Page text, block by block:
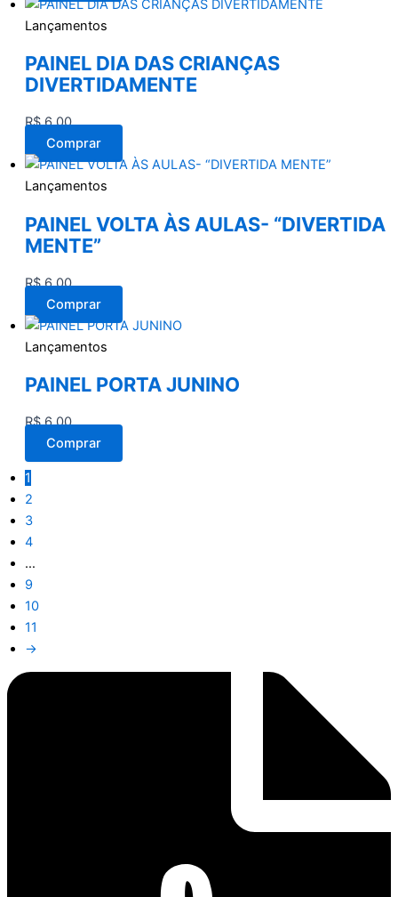
Lançamentos
PAINEL DIA DAS CRIANÇAS
DIVERTIDAMENTE
R$6,00
Comprar
Lançamentos
PAINEL VOLTA ÀS AULAS- “DIVERTIDA
MENTE”
R$6,00
Comprar
Lançamentos
PAINEL PORTA JUNINO
R$6,00
Comprar
1
2
3
4
…
9
10
11
→